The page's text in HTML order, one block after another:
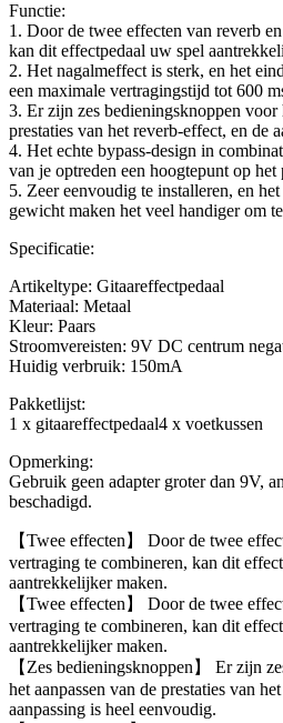
Functie:
1. Door de twee effecten van reverb
kan dit effectpedaal uw spel
2. Het nagalmeffect is sterk, en het
een maximale vertragingstijd tot 600
3. Er zijn zes bedieningsknoppen voor
prestaties van het reverb-effect, en de
4. Het echte bypass-design in
van je optreden een hoogtepunt op het
5. Zeer eenvoudig te installeren, en
gewicht maken het veel handiger om
Specificatie:
Artikeltype: Gitaareffectpedaal
Materiaal: Metaal
Kleur: Paars
Stroomvereisten: 9V DC centrum
Huidig ​​verbruik: 150mA
Pakketlijst:
1 x gitaareffectpedaal4 x voetkussen
Opmerking:
Gebruik geen adapter groter dan 9V,
beschadigd.
【Twee effecten】 Door de twee
vertraging te combineren, kan dit
aantrekkelijker maken.
【Twee effecten】 Door de twee
vertraging te combineren, kan dit
aantrekkelijker maken.
【Zes bedieningsknoppen】 Er zijn
het aanpassen van de prestaties van
aanpassing is heel eenvoudig.